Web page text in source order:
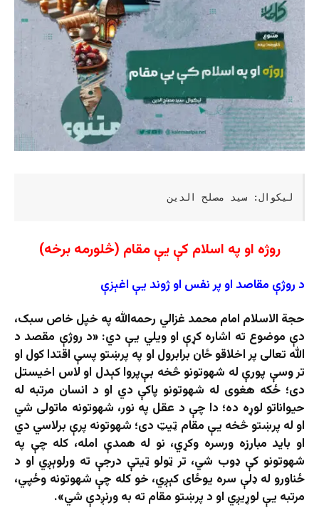
لیکوال: سید مصلح الدین
روژه او په اسلام کې یې مقام (څلورمه برخه)
د روژې مقاصد او پر نفس او ژوند یې اغېزې
حجة الاسلام امام محمد غزالي رحمه‌الله په خپل خاص سبک،
دې موضوع ته اشاره کړې او ویلي یې دي: «د روژې مقصد د
الله تعالی پر اخلاقو ځان برابرول او په پرښتو پسې اقتدا کول او
تر وسې پورې له شهوتونو څخه بې‌پروا کېدل او لاس اخیستل
دی؛ ځکه هغوی له شهوتونو پاکې دي او د انسان مرتبه له
حیواناتو لوړه ده؛ دا چې د عقل په نور، شهوتونه ماتولی شي
او له پرښتو څخه یې مقام ټیټ دی؛ شهوتونه پرې برلاسي دي
او باید مبارزه ورسره وکړي، نو له همدې امله، کله چې په
شهوتونو کې ډوب شي، تر ټولو ټیتې درجې ته ورلوېږي او د
ځناورو له ډلې سره یوځای کېږي، خو کله چې شهوتونه وځپي،
مرتبه یې لوړیږي او د پرښتو مقام ته به ورنږدې شي».